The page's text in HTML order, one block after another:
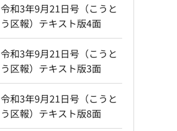
令和3年9月21日号（こうと
う区報）テキスト版4面
令和3年9月21日号（こうと
う区報）テキスト版3面
令和3年9月21日号（こうと
う区報）テキスト版8面